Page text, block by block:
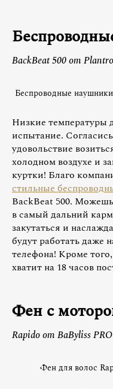
BackBeat 500 от
Беспроводные
Низкие температуры
испытание.
удовольствие
холодном воздухе и
куртки! Благо
стильные
BackBeat 500.
в самый дальний
закутаться и
будут работать даже
телефона! Кроме
хватит на 18 часов
Фен с
Rapido от BaByliss PRO
Фен для волос